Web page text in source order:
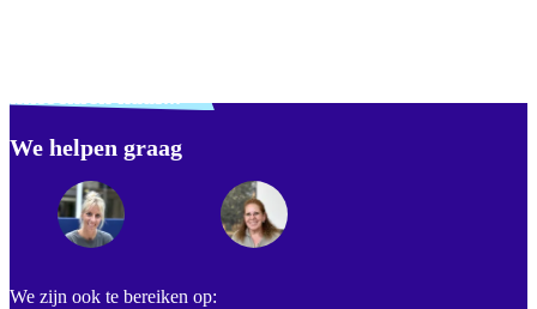
We helpen graag
We zijn ook te bereiken op:
Footer